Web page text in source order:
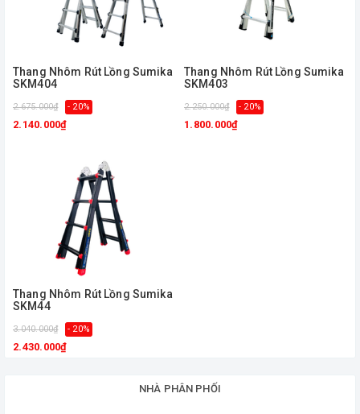
Thang Nhôm Rút Lồng Sumika
SKM404
2.675.000₫ - 20%
2.140.000₫
Thang Nhôm Rút Lồng Sumika
SKM403
2.250.000₫ - 20%
1.800.000₫
Thang Nhôm Rút Lồng Sumika
SKM44
3.040.000₫ - 20%
2.430.000₫
NHÀ PHÂN PHỐI